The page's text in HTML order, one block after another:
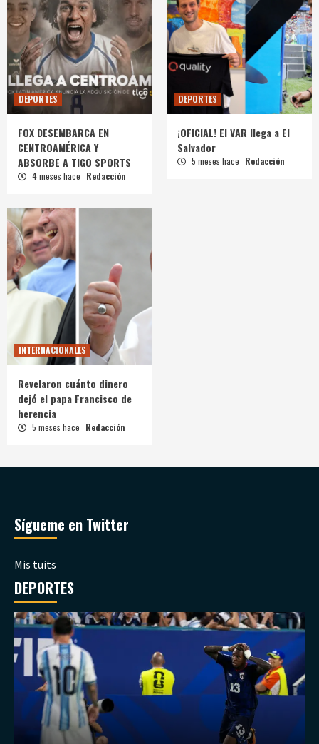
DEPORTES
FOX DESEMBARCA EN
CENTROAMÉRICA Y
ABSORBE A TIGO SPORTS
4 meses hace Redacción
DEPORTES
¡OFICIAL! El VAR llega a El
Salvador
5 meses hace Redacción
INTERNACIONALES
Revelaron cuánto dinero
dejó el papa Francisco de
herencia
5 meses hace Redacción
Sígueme en Twitter
Mis tuits
DEPORTES